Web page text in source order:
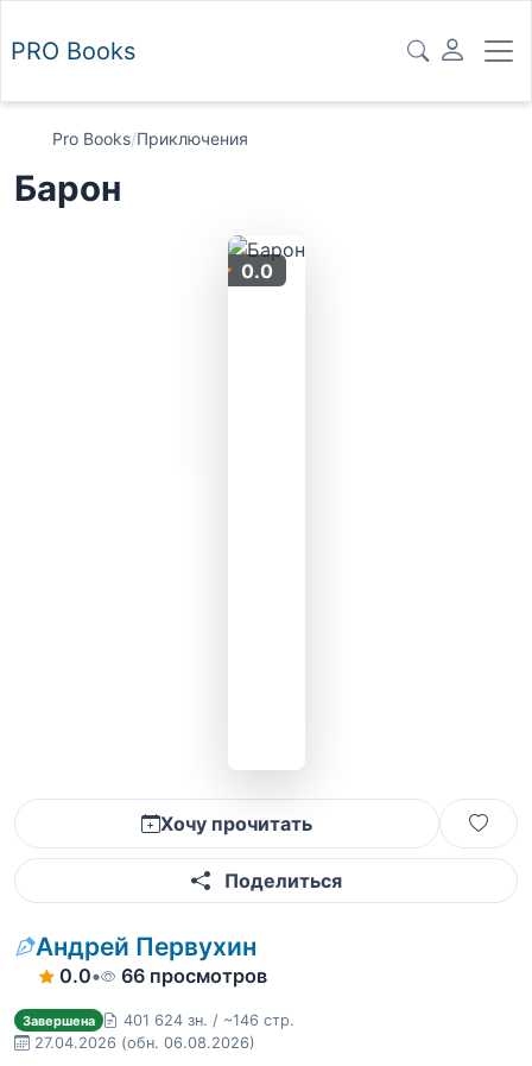
PRO Books
Pro Books/Приключения
Барон
0.0
Хочу прочитать
Поделиться
Андрей Первухин
0.0• 66 просмотров
Завершена
401 624 зн. / ~146 стр.
27.04.2026 (обн. 06.08.2026)